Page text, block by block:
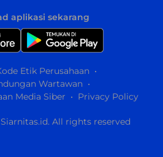
aplikasi sekarang
Etik Perusahaan
Wartawan
Media Siber
Privacy Policy
All rights reserved